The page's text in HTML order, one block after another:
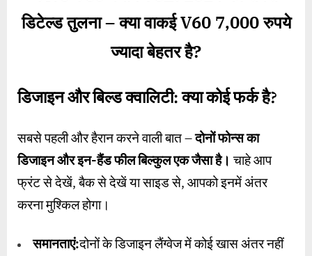
डिटेल्ड तुलना – क्या वाकईV60 7,000रुपये
ज्यादा बेहतर है?
डिजाइन और बिल्ड क्वालिटी: क्या कोई फर्क है?
सबसे पहली और हैरान करने वाली बात –दोनों फोन्स का
डिजाइन और इन-हैंड फील बिल्कुल एक जैसा है। चाहे आप
फ्रंट से देखें, बैक से देखें या साइड से, आपको इनमें अंतर
करना मुश्किल होगा।
समानताएं:दोनों के डिजाइन लैंग्वेज में कोई खास अंतर नहीं